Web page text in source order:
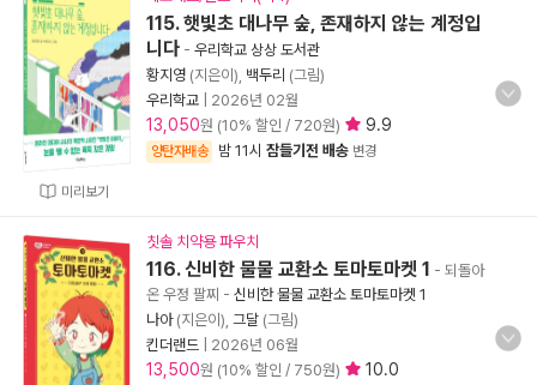
미리보기
115. 햇빛초 대나무 숲, 존재하지 않는 계정입
니다 - 우리학교 상상 도서관
황지영 (지은이), 백두리 (그림)
우리학교
2026년 02월
13,050원 (10% 할인 / 720원) 9.9
양탄자배송 밤 11시 잠들기전 배송 변경
칫솔 치약용 파우치
116. 신비한 물물 교환소 토마토마켓 1 - 되돌아
온 우정 팔찌 - 신비한 물물 교환소 토마토마켓 1
나아(지은이), 그달 (그림)
킨더랜드
2026년 06월
13,500원 (10% 할인 / 750원) 10.0